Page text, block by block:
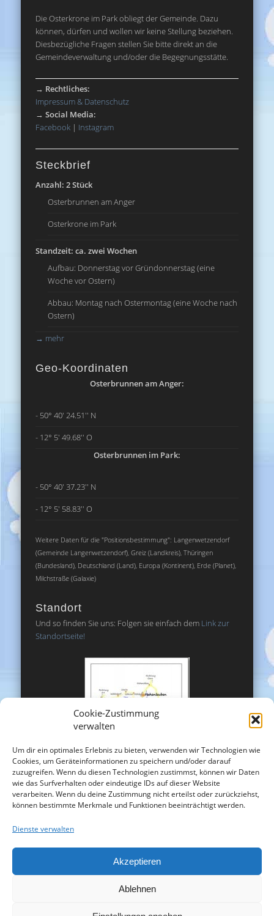
Cookie-Zustimmung
verwalten
Um dir ein optimales Erlebnis zu bieten, verwenden wir Technologien wie
Cookies, um Geräteinformationen zu speichern und/oder darauf
zuzugreifen. Wenn du diesen Technologien zustimmst, können wir Daten
wie das Surfverhalten oder eindeutige IDs auf dieser Website
verarbeiten. Wenn du deine Zustimmung nicht erteilst oder zurückziehst,
können bestimmte Merkmale und Funktionen beeinträchtigt werden.
Dienste verwalten
Akzeptieren
Ablehnen
Die Osterkrone im Park obliegt der Gemeinde. Dazu
können, dürfen und wollen wir keine Stellung beziehen.
Diesbezügliche Fragen stellen Sie bitte direkt an die
Gemeindeverwaltung und/oder die Begegnungsstätte.
→ Rechtliches:
Impressum & Datenschutz
→Social Media:
Facebook | Instagram
Steckbrief
Anzahl: 2 Stück
Osterbrunnen am Anger
Osterkrone im Park
Standzeit: ca. zwei Wochen
Aufbau: Donnerstag vor Gründonnerstag (eine
Woche vor Ostern)
Abbau: Montag nach Ostermontag (eine Woche nach
Ostern)
→ mehr
Geo-Koordinaten
Osterbrunnen am Anger:
- 50° 40' 24.51'' N
- 12° 5' 49.68'' O
Osterbrunnen im Park:
- 50° 40' 37.23'' N
- 12° 5' 58.83'' O
Weitere Daten für die "Positionsbestimmung": Langenwetzendorf
(Gemeinde Langenwetzendorf), Greiz (Landkreis), Thüringen
(Bundesland), Deutschland (Land), Europa (Kontinent), Erde (Planet),
Milchstraße (Galaxie)
Standort
Und so finden Sie uns: Folgen sie einfach dem Link zur
Standortseite!